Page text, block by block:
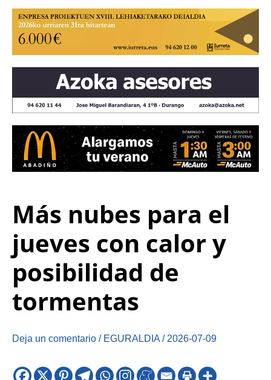
Más nubes para el
jueves con calor y
posibilidad de
tormentas
Deja un comentario / EGURALDIA / 2026-07-09